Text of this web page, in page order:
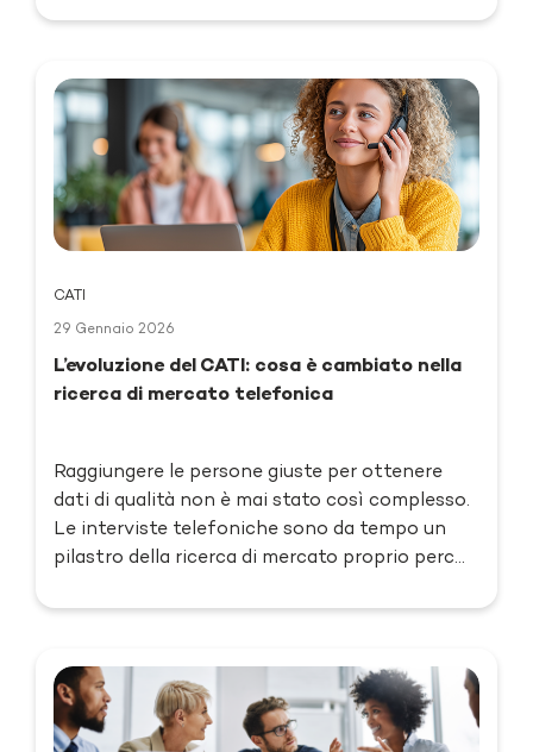
CATI
29 Gennaio 2026
L’evoluzione del CATI: cosa è cambiato nella
ricerca di mercato telefonica
Raggiungere le persone giuste per ottenere
dati di qualità non è mai stato così complesso.
Le interviste telefoniche sono da tempo un
pilastro della ricerca di mercato proprio perc...